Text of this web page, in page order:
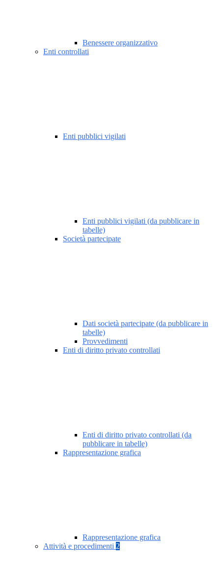
Benessere organizzativo
Enti controllati
Enti pubblici vigilati
Enti pubblici vigilati (da pubblicare in
tabelle)
Società partecipate
Dati società partecipate (da pubblicare in
tabelle)
Provvedimenti
Enti di diritto privato controllati
Enti di diritto privato controllati (da
pubblicare in tabelle)
Rappresentazione grafica
Rappresentazione grafica
Attività e procedimenti 2